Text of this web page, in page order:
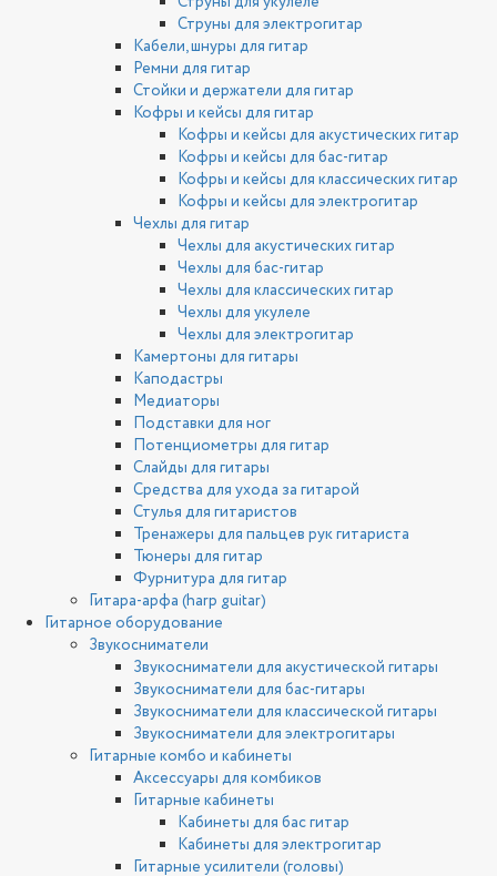
Струны для электрогитар
Кабели, шнуры для гитар
Ремни для гитар
Стойки и держатели для гитар
Кофры и кейсы для гитар
Кофры и кейсы для акустических гитар
Кофры и кейсы для бас-гитар
Кофры и кейсы для классических гитар
Кофры и кейсы для электрогитар
Чехлы для гитар
Чехлы для акустических гитар
Чехлы для бас-гитар
Чехлы для классических гитар
Чехлы для укулеле
Чехлы для электрогитар
Камертоны для гитары
Каподастры
Медиаторы
Подставки для ног
Потенциометры для гитар
Слайды для гитары
Средства для ухода за гитарой
Стулья для гитаристов
Тренажеры для пальцев рук гитариста
Тюнеры для гитар
Фурнитура для гитар
Гитара-арфа (harp guitar)
Гитарное оборудование
Звукосниматели
Звукосниматели для акустической гитары
Звукосниматели для бас-гитары
Звукосниматели для классической гитары
Звукосниматели для электрогитары
Гитарные комбо и кабинеты
Аксессуары для комбиков
Гитарные кабинеты
Кабинеты для бас гитар
Кабинеты для электрогитар
Гитарные усилители (головы)